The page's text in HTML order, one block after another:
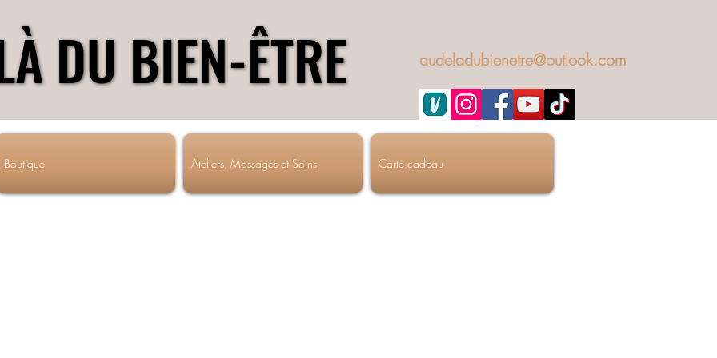
DU BIEN-ÊTRE
DU BIEN-ÊTRE audeladubienetre@outlook.com
Boutique Ateliers, Massages et Soins Carte cadeau